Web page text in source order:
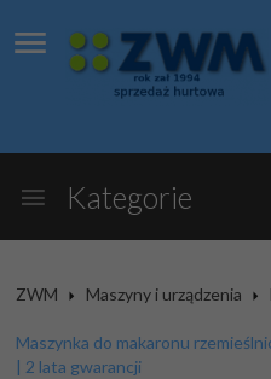
Kategorie
ZWM Maszyny i urządzenia
Maszynka do makaronu
| 2 lata gwarancji